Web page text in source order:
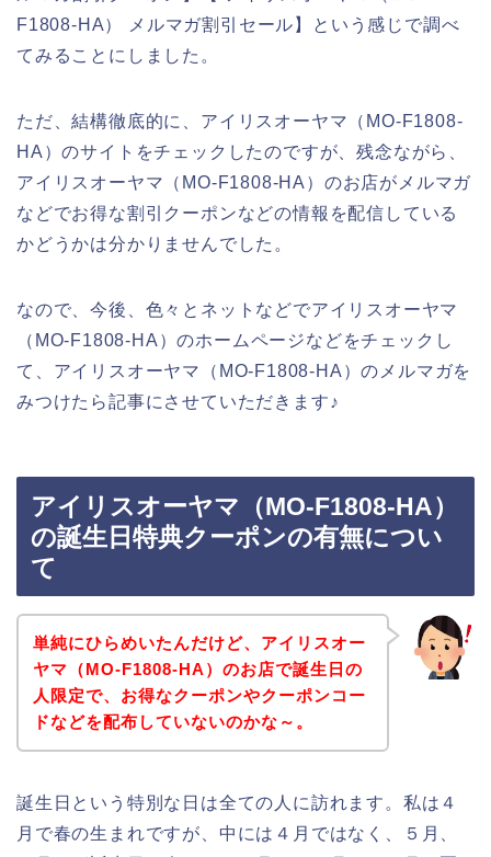
F1808-HA） メルマガ割引セール】という感じで調べ
てみることにしました。
ただ、結構徹底的に、アイリスオーヤマ（MO-F1808-
HA）のサイトをチェックしたのですが、残念ながら、
アイリスオーヤマ（MO-F1808-HA）のお店がメルマガ
などでお得な割引クーポンなどの情報を配信している
かどうかは分かりませんでした。
なので、今後、色々とネットなどでアイリスオーヤマ
（MO-F1808-HA）のホームページなどをチェックし
て、アイリスオーヤマ（MO-F1808-HA）のメルマガを
みつけたら記事にさせていただきます♪
アイリスオーヤマ（MO-F1808-HA）
の誕生日特典クーポンの有無につい
て
単純にひらめいたんだけど、アイリスオー
ヤマ（MO-F1808-HA）のお店で誕生日の
人限定で、お得なクーポンやクーポンコー
ドなどを配布していないのかな～。
誕生日という特別な日は全ての人に訪れます。私は４
月で春の生まれですが、中には４月ではなく、５月、